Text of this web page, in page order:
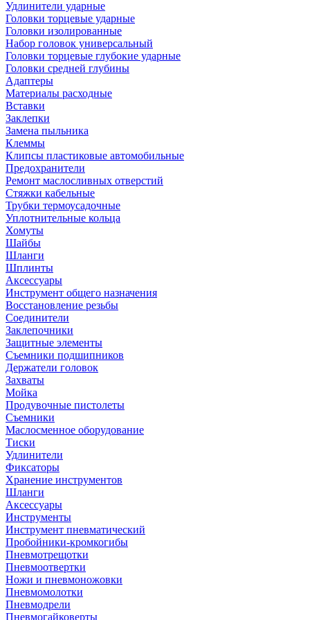
Удлинители ударные
Головки торцевые ударные
Головки изолированные
Набор головок универсальный
Головки торцевые глубокие ударные
Головки средней глубины
Адаптеры
Материалы расходные
Вставки
Заклепки
Замена пыльника
Клеммы
Клипсы пластиковые автомобильные
Предохранители
Ремонт маслосливных отверстий
Стяжки кабельные
Трубки термоусадочные
Уплотнительные кольца
Хомуты
Шайбы
Шланги
Шплинты
Аксессуары
Инструмент общего назначения
Восстановление резьбы
Соединители
Заклепочники
Защитные элементы
Съемники подшипников
Держатели головок
Захваты
Мойка
Продувочные пистолеты
Съемники
Маслосменное оборудование
Тиски
Удлинители
Фиксаторы
Хранение инструментов
Шланги
Аксессуары
Инструменты
Инструмент пневматический
Пробойники-кромкогибы
Пневмотрещотки
Пневмоотвертки
Ножи и пневмоножовки
Пневмомолотки
Пневмодрели
Пневмогайковерты